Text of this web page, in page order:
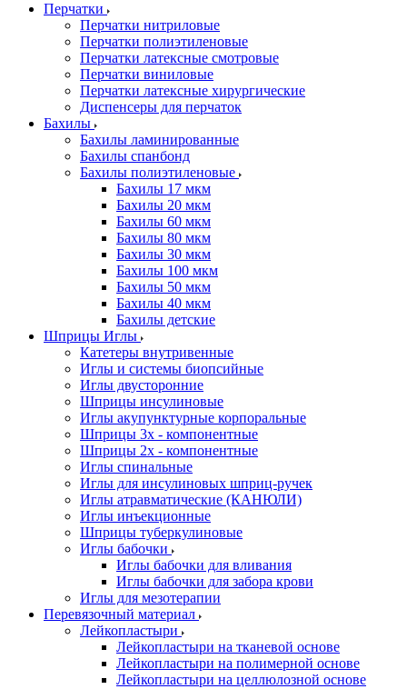
Перчатки
Перчатки нитриловые
Перчатки полиэтиленовые
Перчатки латексные смотровые
Перчатки виниловые
Перчатки латексные хирургические
Диспенсеры для перчаток
Бахилы
Бахилы ламинированные
Бахилы спанбонд
Бахилы полиэтиленовые
Бахилы 17 мкм
Бахилы 20 мкм
Бахилы 60 мкм
Бахилы 80 мкм
Бахилы 30 мкм
Бахилы 100 мкм
Бахилы 50 мкм
Бахилы 40 мкм
Бахилы детские
Шприцы Иглы
Катетеры внутривенные
Иглы и системы биопсийные
Иглы двусторонние
Шприцы инсулиновые
Иглы акупунктурные корпоральные
Шприцы 3х - компонентные
Шприцы 2х - компонентные
Иглы спинальные
Иглы для инсулиновых шприц-ручек
Иглы атравматические (КАНЮЛИ)
Иглы инъекционные
Шприцы туберкулиновые
Иглы бабочки
Иглы бабочки для вливания
Иглы бабочки для забора крови
Иглы для мезотерапии
Перевязочный материал
Лейкопластыри
Лейкопластыри на тканевой основе
Лейкопластыри на полимерной основе
Лейкопластыри на целлюлозной основе